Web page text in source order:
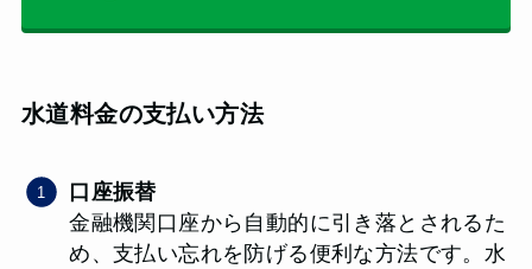
水道料金の支払い方法
口座振替
金融機関口座から自動的に引き落とされるた
め、支払い忘れを防げる便利な方法です。水